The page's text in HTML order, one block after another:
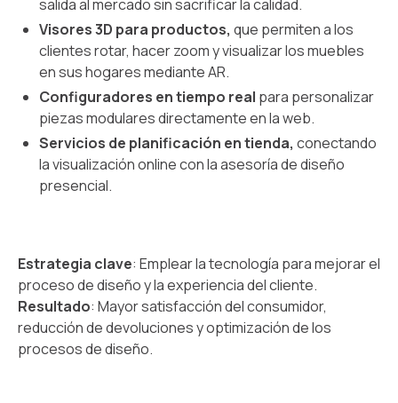
salida al mercado sin sacrificar la calidad.
Visores 3D para productos, que permiten a los
clientes rotar, hacer zoom y visualizar los muebles
en sus hogares mediante AR.
Configuradores en tiempo real para personalizar
piezas modulares directamente en la web.
Servicios de planificación en tienda, conectando
la visualización online con la asesoría de diseño
presencial.
Estrategia clave: Emplear la tecnología para mejorar el
proceso de diseño y la experiencia del cliente.
Resultado: Mayor satisfacción del consumidor,
reducción de devoluciones y optimización de los
procesos de diseño.